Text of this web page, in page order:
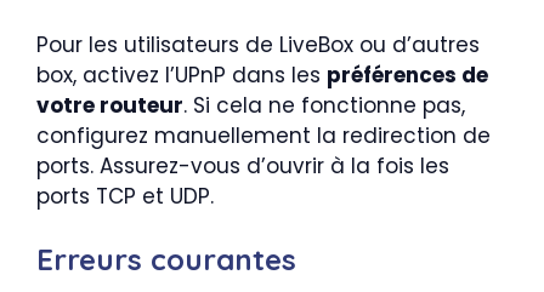
Pour les utilisateurs de LiveBox ou d’autres
box, activez l’UPnP dans les préférences de
votre routeur. Si cela ne fonctionne pas,
configurez manuellement la redirection de
ports. Assurez-vous d’ouvrir à la fois les
ports TCP et UDP.
Erreurs courantes